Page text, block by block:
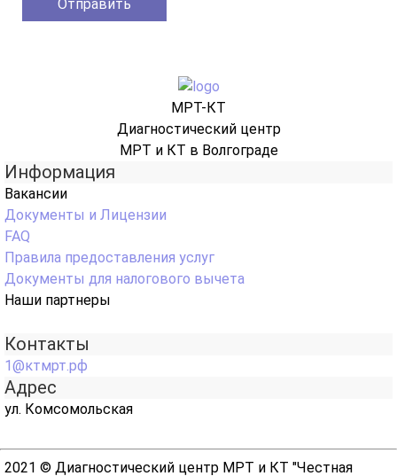
МРТ-КТ
Диагностический центр
МРТ и КТ в Волгограде
Информация
Вакансии
Документы и Лицензии
FAQ
Правила предоставления услуг
Документы для налогового вычета
Наши партнеры
Контакты
1@ктмрт.рф
Адрес
ул. Комсомольская
2021 © Диагностический центр МРТ и КТ "Честная